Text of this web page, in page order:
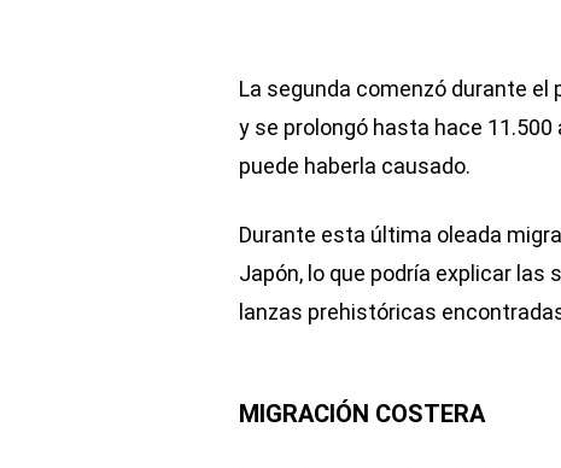
La segunda comenzó durante el
y se prolongó hasta hace
puede haberla causado.
Durante esta última oleada
Japón, lo que podría explicar
lanzas prehistóricas
MIGRACIÓN COSTERA